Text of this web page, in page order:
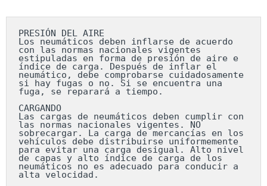
PRESIÓN DEL AIRE
Los neumáticos deben inflarse de acuerdo
con las normas nacionales vigentes
estipuladas en forma de presión de aire e
índice de carga. Después de inflar el
neumático, debe comprobarse cuidadosamente
si hay fugas o no. Si se encuentra una
fuga, se reparará a tiempo.
CARGANDO
Las cargas de neumáticos deben cumplir con
las normas nacionales vigentes. NO
sobrecargar. La carga de mercancías en los
vehículos debe distribuirse uniformemente
para evitar una carga desigual. Alto nivel
de capas y alto índice de carga de los
neumáticos no es adecuado para conducir a
alta velocidad.